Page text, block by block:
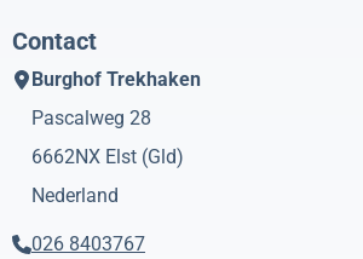
Contact
Burghof Trekhaken
Pascalweg 28
6662NX Elst (Gld)
Nederland
026 8403767